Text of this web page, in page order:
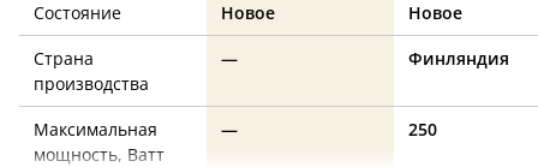
Состояние
Новое
Новое
Страна
производства
— Финляндия
Максимальная
мощность, Ватт
— 250